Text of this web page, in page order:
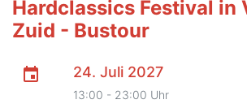
Hardclassics Festival in
Zuid - Bustour
event 24. Juli 2027
13:00 - 23:00 Uhr